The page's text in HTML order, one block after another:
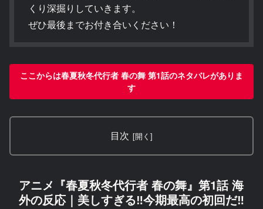
くり深掘りしていきます。
ぜひ最後までお付き合いください！
ここからは春夏秋冬代行者 春の舞 第1話のネタバレがありま
す
目次
アニメ『春夏秋冬代行者 春の舞』第1話 海
外の反応｜美しすぎる‼今期最高の初回だ‼